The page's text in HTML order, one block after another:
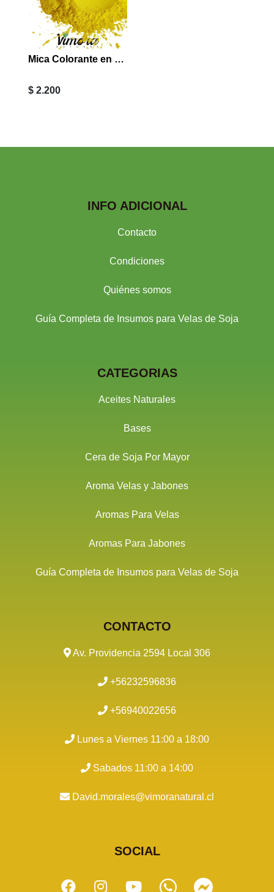
Mica Colorante en Polvo Amarillo 5 grs
$ 2.200
INFO ADICIONAL
Contacto
Condiciones
Quiénes somos
Guía Completa de Insumos para Velas de Soja
CATEGORIAS
Aceites Naturales
Bases
Cera de Soja Por Mayor
Aroma Velas y Jabones
Aromas Para Velas
Aromas Para Jabones
Guía Completa de Insumos para Velas de Soja
CONTACTO
Av. Providencia 2594 Local 306
+56232596836
+56940022656
Lunes a Viernes 11:00 a 18:00
Sabados 11:00 a 14:00
David.morales@vimoranatural.cl
SOCIAL